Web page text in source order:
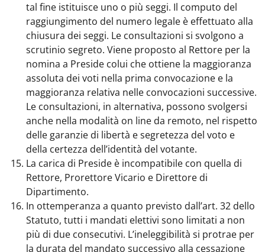
tal fine istituisce uno o più seggi. Il computo del
raggiungimento del numero legale è effettuato alla
chiusura dei seggi. Le consultazioni si svolgono a
scrutinio segreto. Viene proposto al Rettore per la
nomina a Preside colui che ottiene la maggioranza
assoluta dei voti nella prima convocazione e la
maggioranza relativa nelle convocazioni successive.
Le consultazioni, in alternativa, possono svolgersi
anche nella modalità on line da remoto, nel rispetto
delle garanzie di libertà e segretezza del voto e
della certezza dell’identità del votante.
La carica di Preside è incompatibile con quella di
Rettore, Prorettore Vicario e Direttore di
Dipartimento.
In ottemperanza a quanto previsto dall’art. 32 dello
Statuto, tutti i mandati elettivi sono limitati a non
più di due consecutivi. L’ineleggibilità si protrae per
la durata del mandato successivo alla cessazione